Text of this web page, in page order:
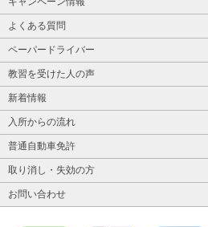
よくある質問
ペーパードライバー
教習を受けた人の声
新着情報
入所からの流れ
普通自動車免許
取り消し・失効の方
お問い合わせ